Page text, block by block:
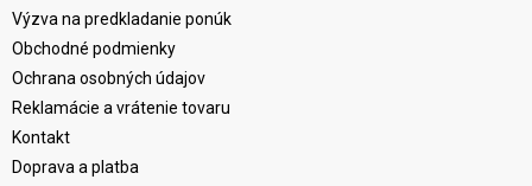
Výzva na predkladanie ponúk
Obchodné podmienky
Ochrana osobných údajov
Reklamácie a vrátenie tovaru
Kontakt
Doprava a platba